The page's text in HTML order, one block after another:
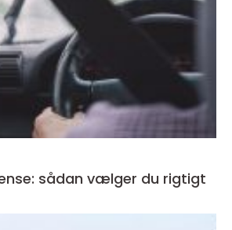
sådan vælger du rigtigt